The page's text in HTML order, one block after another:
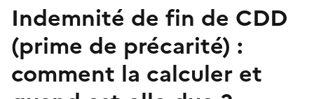
Indemnité de fin de CDD
(prime de précarité) :
comment la calculer et